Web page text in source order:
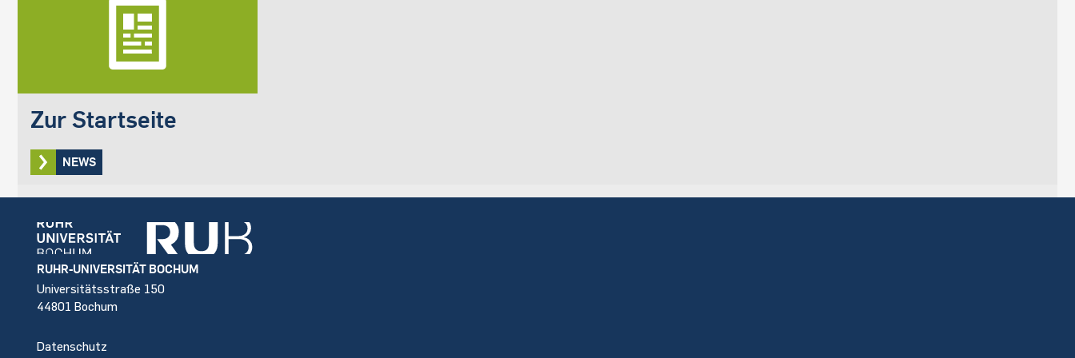
Zur Startseite
NEWS
Footer
RUHR-UNIVERSITÄT BOCHUM
Universitätsstraße 150
44801 Bochum
Datenschutz